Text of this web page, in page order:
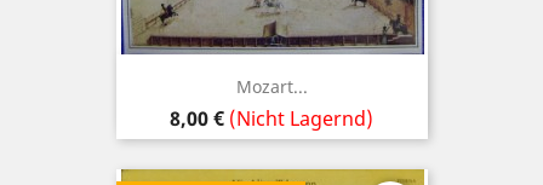
Mozart...
Preis
8,00 € (Nicht Lagernd)